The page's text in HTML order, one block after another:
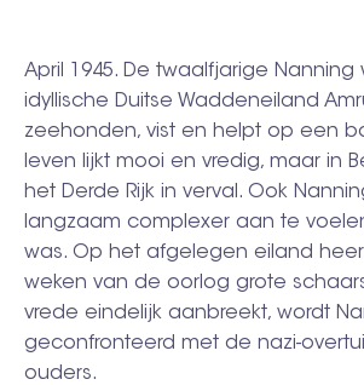
April 1945. De twaalfjarige
idyllische Duitse Waddeneiland
zeehonden, vist en helpt op een
leven lijkt mooi en vredig, maar in
het Derde Rijk in verval. Ook
langzaam complexer aan te
was. Op het afgelegen eiland
weken van de oorlog grote
vrede eindelijk aanbreekt, wordt
geconfronteerd met de nazi-
ouders.